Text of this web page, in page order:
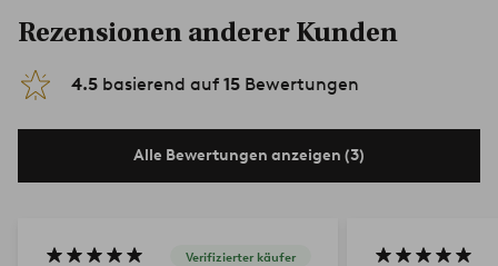
Rezensionen anderer Kunden
4.5 basierend auf 15 Bewertungen
Alle Bewertungen anzeigen (3)
Verifizierter käufer